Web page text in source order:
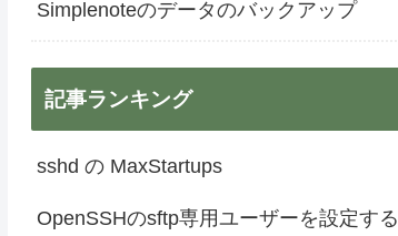
Simplenoteのデータのバックアップ
記事ランキング
sshd の MaxStartups
OpenSSHのsftp専用ユーザーを設定する